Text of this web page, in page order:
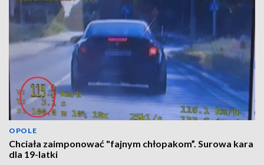
OPOLE
Chciała zaimponować "fajnym chłopakom”. Surowa kara
dla 19-latki